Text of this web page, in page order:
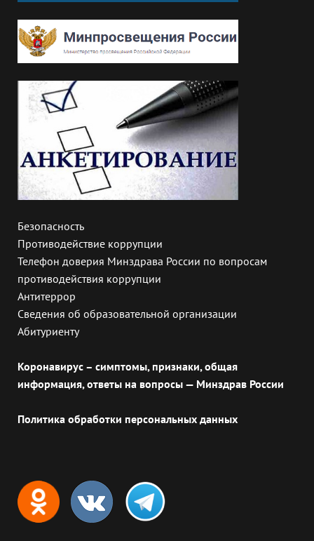
Безопасность
Противодействие коррупции
Телефон доверия Минздрава России по вопросам
противодействия коррупции
Антитеррор
Сведения об образовательной организации
Абитуриенту
Коронавирус – симптомы, признаки, общая
информация, ответы на вопросы — Минздрав России
Политика обработки персональных данных